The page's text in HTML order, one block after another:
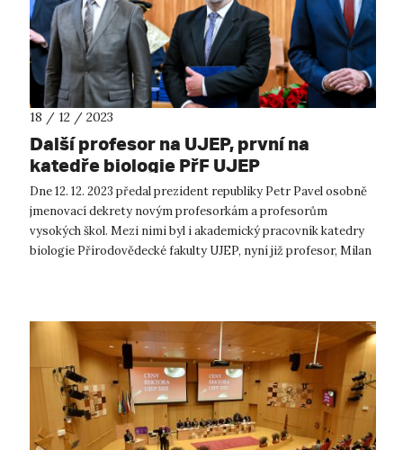
18 / 12 / 2023
Další profesor na UJEP, první na
katedře biologie PřF UJEP
Dne 12. 12. 2023 předal prezident republiky Petr Pavel osobně
jmenovací dekrety novým profesorkám a profesorům
vysokých škol. Mezi nimi byl i akademický pracovník katedry
biologie Přírodovědecké fakulty UJEP, nyní již profesor, Milan